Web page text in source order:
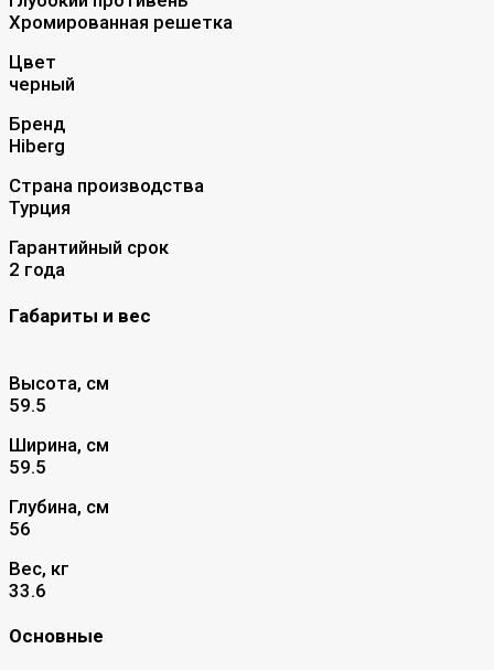
Хромированная решетка
Цвет
черный
Бренд
Hiberg
Страна производства
Турция
Гарантийный срок
2 года
Габариты и вес
Высота, см
59.5
Ширина, см
59.5
Глубина, см
56
Вес, кг
33.6
Основные